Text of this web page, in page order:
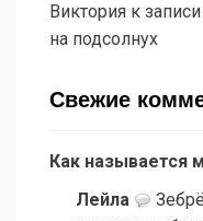
Виктория к записи
на подсолнух
Свежие
Как называется
Лейла